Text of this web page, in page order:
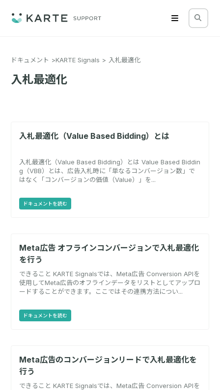
ドキュメント KARTE Signals 入札最適化
入札最適化
入札最適化（Value Based Bidding）とは
入札最適化（Value Based Bidding）とは Value Based Biddin
g（VBB）とは、広告入札時に「単なるコンバージョン数」で
はなく「コンバージョンの価値（Value）」を...
ドキュメントを読む
Meta広告 オフラインコンバージョンで入札最適化
を行う
できること KARTE Signalsでは、Meta広告 Conversion APIを
使用してMeta広告のオフラインデータをリストとしてアップロ
ードすることができます。ここではその連携方法につい...
ドキュメントを読む
Meta広告のコンバージョンリードで入札最適化を
行う
できること KARTE Signalsでは、Meta広告 Conversion APIを